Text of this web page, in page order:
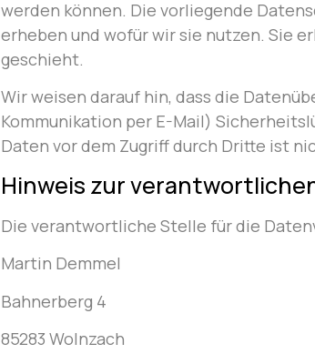
werden können. Die vorliegende
erheben und wofür wir sie nutzen. Sie
geschieht.
Wir weisen darauf hin, dass die
Kommunikation per E-Mail)
Daten vor dem Zugriff durch Dritte ist
Hinweis zur
Die verantwortliche Stelle für die
Martin Demmel
Bahnerberg 4
85283 Wolnzach